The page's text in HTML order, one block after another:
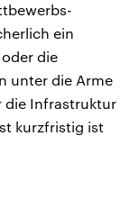
ein
die
unter die Arme
die Infrastruktur
kurzfristig ist